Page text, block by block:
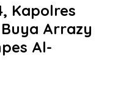
Kapolres
Arrazy
Al-